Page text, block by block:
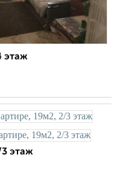
этаж
3 этаж